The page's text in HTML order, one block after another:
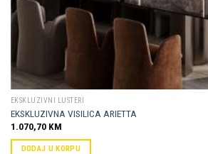
EKSKLUZIVNI LUSTERI
EKSKLUZIVNA VISILICA ARIETTA
1.070,70 KM
DODAJ U KORPU